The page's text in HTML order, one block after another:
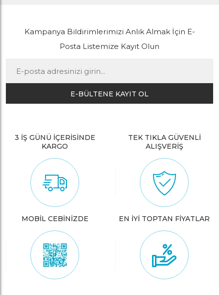
Kampanya Bildirimlerimizi Anlık Almak İçin E-
Posta Listemize Kayıt Olun
E-BÜLTENE KAYIT OL
3 İŞ GÜNÜ İÇERİSİNDE
KARGO
TEK TIKLA GÜVENLİ
ALIŞVERİŞ
MOBİL CEBİNİZDE EN İYİ TOPTAN FİYATLAR